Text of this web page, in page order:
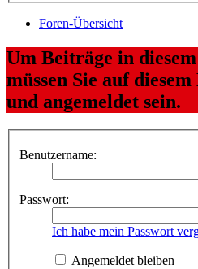
Foren-Übersicht
Um Beiträge in
müssen Sie auf
und angemeldet sein.
Benutzername:
Passwort:
Ich habe mein Passwort
Angemeldet bleiben